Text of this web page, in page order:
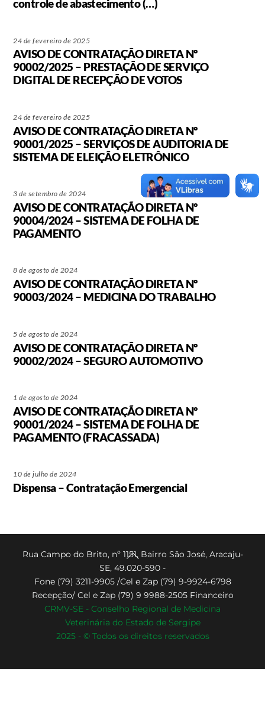
controle de abastecimento (…)
24 de fevereiro de 2025
AVISO DE CONTRATAÇÃO DIRETA Nº
90002/2025 – PRESTAÇÃO DE SERVIÇO
DIGITAL DE RECEPÇÃO DE VOTOS
24 de fevereiro de 2025
AVISO DE CONTRATAÇÃO DIRETA Nº
90001/2025 – SERVIÇOS DE AUDITORIA DE
SISTEMA DE ELEIÇÃO ELETRÔNICO
3 de setembro de 2024
AVISO DE CONTRATAÇÃO DIRETA Nº
90004/2024 – SISTEMA DE FOLHA DE
PAGAMENTO
8 de agosto de 2024
AVISO DE CONTRATAÇÃO DIRETA Nº
90003/2024 – MEDICINA DO TRABALHO
5 de agosto de 2024
AVISO DE CONTRATAÇÃO DIRETA Nº
90002/2024 – SEGURO AUTOMOTIVO
1 de agosto de 2024
AVISO DE CONTRATAÇÃO DIRETA Nº
90001/2024 – SISTEMA DE FOLHA DE
PAGAMENTO (FRACASSADA)
10 de julho de 2024
Dispensa – Contratação Emergencial
Back
To
Top
Rua Campo do Brito, nº 1151, Bairro São José, Aracaju-
SE, 49.020-590 -
Fone (79) 3211-9905 /Cel e Zap (79) 9-9924-6798
Recepção/ Cel e Zap (79) 9 9988-2505 Financeiro
CRMV-SE - Conselho Regional de Medicina
Veterinária do Estado de Sergipe
2025 - © Todos os direitos reservados